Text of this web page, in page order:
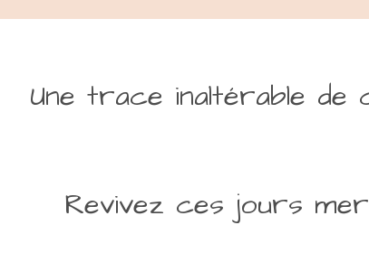
Une trace inaltérable
Revivez ces jours